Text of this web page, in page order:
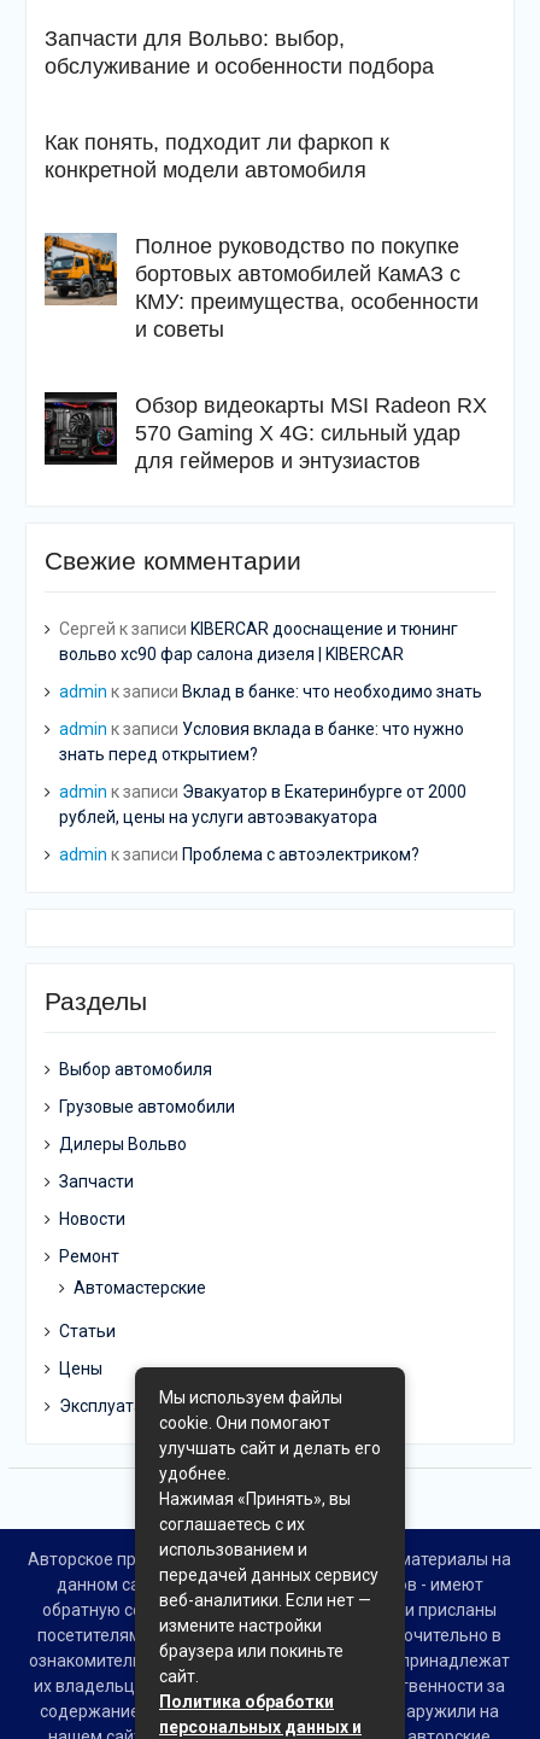
Запчасти для Вольво: выбор,
обслуживание и особенности подбора
Как понять, подходит ли фаркоп к
конкретной модели автомобиля
Полное руководство по покупке
бортовых автомобилей КамАЗ с
КМУ: преимущества, особенности
и советы
Обзор видеокарты MSI Radeon RX
570 Gaming X 4G: сильный удар
для геймеров и энтузиастов
Свежие комментарии
Сергей к записи KIBERCAR дооснащение и тюнинг
вольво хс90 фар салона дизеля | KIBERCAR
admin к записи Вклад в банке: что необходимо знать
admin к записи Условия вклада в банке: что нужно
знать перед открытием?
admin к записи Эвакуатор в Екатеринбурге от 2000
рублей, цены на услуги автоэвакуатора
admin к записи Проблема с автоэлектриком?
Разделы
Выбор автомобиля
Грузовые автомобили
Дилеры Вольво
Запчасти
Новости
Ремонт
Автомастерские
Статьи
Цены
Эксплуатация
Авторское право © Все права защищены. Все материалы на
данном сайте взяты из открытых источников - имеют
обратную ссылку на материал в интернете или присланы
посетителями сайта и предоставляются исключительно в
ознакомительных целях. Права на материалы принадлежат
их владельцам. Администрация сайта ответственности за
содержание материала не несет. Если Вы обнаружили на
Мы используем файлы
cookie. Они помогают
улучшать сайт и делать его
удобнее.
Нажимая «Принять», вы
соглашаетесь с их
использованием и
передачей данных сервису
веб-аналитики. Если нет —
измените настройки
браузера или покиньте
сайт.
Политика обработки
персональных данных и